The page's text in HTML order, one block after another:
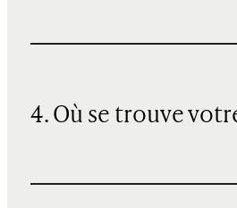
4. Où se trouve